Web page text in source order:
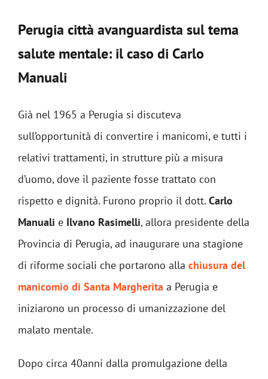
Perugia città avanguardista sul tema
salute mentale: il caso di Carlo
Manuali
Già nel 1965 a Perugia si discuteva
sull’opportunità di convertire i manicomi, e tutti i
relativi trattamenti, in strutture più a misura
d’uomo, dove il paziente fosse trattato con
rispetto e dignità. Furono proprio il dott. Carlo
Manuali e Ilvano Rasimelli, allora presidente della
Provincia di Perugia, ad inaugurare una stagione
di riforme sociali che portarono alla chiusura del
manicomio di Santa Margherita a Perugia e
iniziarono un processo di umanizzazione del
malato mentale.
Dopo circa 40anni dalla promulgazione della